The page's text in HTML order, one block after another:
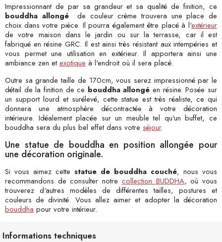
Impressionnant de par sa grandeur et sa qualité de finition, ce
bouddha allongé de couleur crème trouvera une place de
choix dans votre pièce. Il pourra également être placé à l'extérieur
de votre maison dans le jardin ou sur la terrasse, car il est
fabriqué en résine GRC. Il est ainsi très résistant aux intempéries et
vous permet une utilisation en extérieur. Il apportera ainsi une
ambiance zen etexotique à l'endroit où il sera placé.
Outre sa grande taille de 170cm, vous serez impressionné par le
détail de la finition de ce bouddha allongé en résine. Posée sur
un support lourd et surélevé, cette statue est très réaliste, ce qui
donnera une atmosphère décontractée à votre décoration
intérieure. Idéalement placée sur un meuble tel qu'un buffet, ce
bouddha sera du plus bel effet dans votre séjour.
Une statue de bouddha en position allongée pour
une décoration originale.
Si vous aimez cette statue de bouddha couché, nous vous
recommandons de consulter notre collection BUDDHA, où vous
trouverez d'autres modèles de différentes tailles, postures et
couleurs de divinité. Vous allez aimer et adopter la décoration
bouddha pour votre intérieur.
Informations techniques